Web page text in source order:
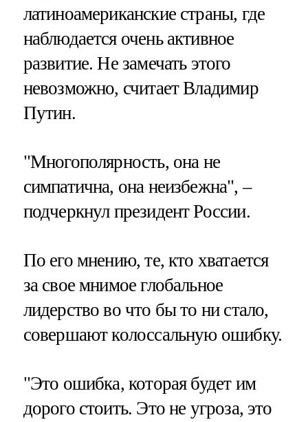
латиноамериканские страны, где
наблюдается очень активное
развитие. Не замечать этого
невозможно, считает Владимир
Путин.
"Многополярность, она не
симпатична, она неизбежна", –
подчеркнул президент России.
По его мнению, те, кто хватается
за свое мнимое глобальное
лидерство во что бы то ни стало,
совершают колоссальную ошибку.
"Это ошибка, которая будет им
дорого стоить. Это не угроза, это